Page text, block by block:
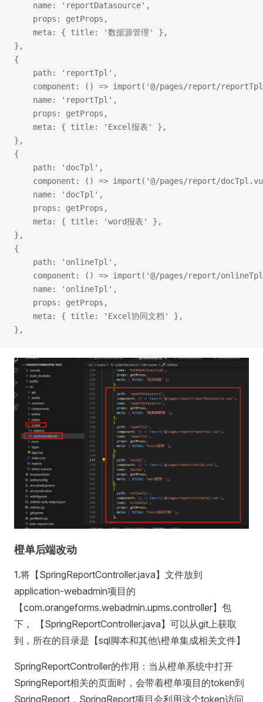
    name: 'reportDatasource',
    props: getProps,
    meta: { title: '数据源管理' },
},
{
    path: 'reportTpl',
component: () => import('@/pages/report/
    name: 'reportTpl',
    props: getProps,
    meta: { title: 'Excel报表' },
},
{
    path: 'docTpl',
component: () => import('@/pages/report/
    name: 'docTpl',
    props: getProps,
    meta: { title: 'word报表' },
},
{
    path: 'onlineTpl',
component: () => import('@/pages/report/
    name: 'onlineTpl',
    props: getProps,
    meta: { title: 'Excel协同文档' },
},
橙单后端改动
1.将【SpringReportController.java】文件放到
application-webadmin项目的
【com.orangeforms.webadmin.upms.controller】包
下， 【SpringReportController.java】可以从git上获取
到，所在的目录是【sql脚本和其他\橙单集成相关文件】
SpringReportController的作用：当从橙单系统中打开
SpringReport相关的页面时，会带着橙单项目的token到
SpringReport，SpringReport项目会利用这个token访问